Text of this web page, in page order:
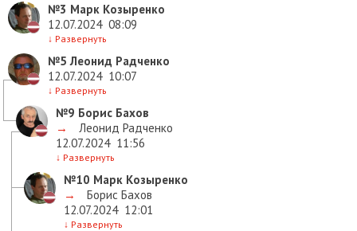
№3 Марк Козыренко
12.07.2024 08:09
↓ Развернуть
№5 Леонид Радченко
12.07.2024 10:07
↓ Развернуть
№9 Борис Бахов
→
Леонид Радченко
12.07.2024 11:56
↓ Развернуть
№10 Марк Козыренко
→
Борис Бахов
12.07.2024 12:01
↓ Развернуть